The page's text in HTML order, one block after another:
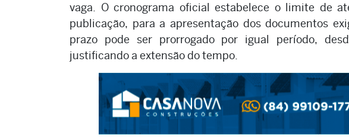
vaga. O cronograma oficial estabelece o limite de
publicação, para a apresentação dos documentos
prazo pode ser prorrogado por igual período,
justificando a extensão do tempo.